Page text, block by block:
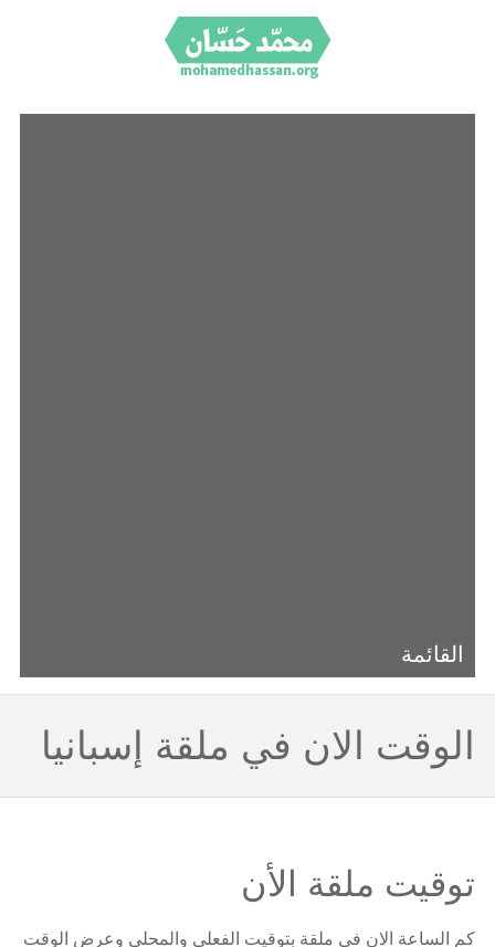
القائمة
الوقت الان في ملقة إسبانيا
توقيت ملقة الأن
كم الساعة الان في ملقة بتوقيت الفعلي والمحلي وعرض الوقت